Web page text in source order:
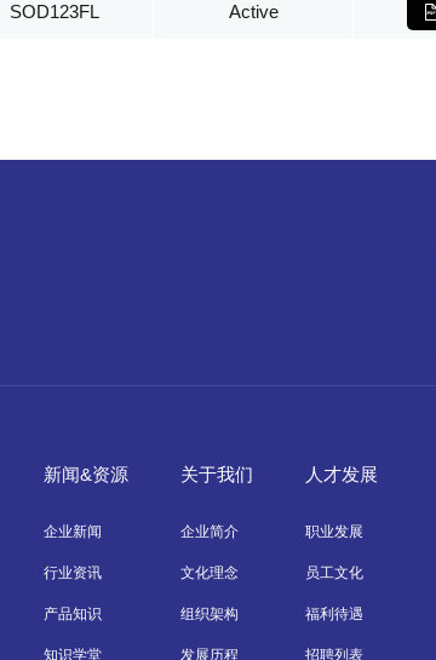
SOD123FL Active
新闻&资源
企业新闻
行业资讯
产品知识
知识学堂
关于我们
企业简介
文化理念
组织架构
发展历程
人才发展
职业发展
员工文化
福利待遇
招聘列表